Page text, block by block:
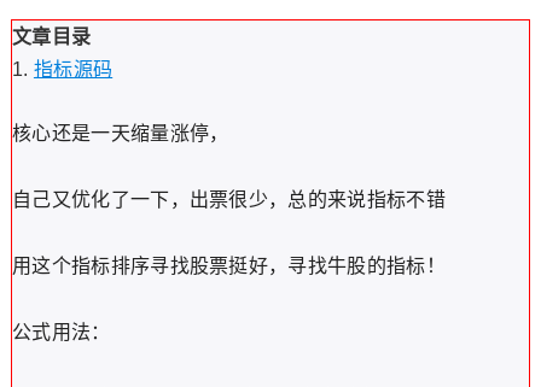
文章目录
指标源码
核心还是一天缩量涨停，
自己又优化了一下，出票很少，总的来说指标不错
用这个指标排序寻找股票挺好，寻找牛股的指标！
公式用法：